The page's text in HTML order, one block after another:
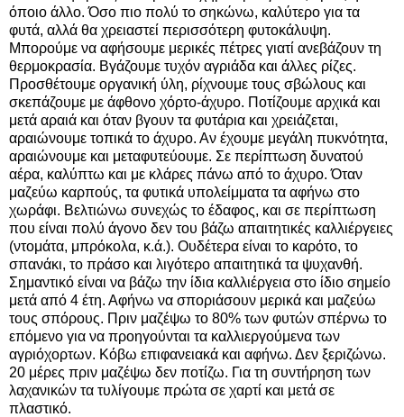
όποιο άλλο. Όσο πιο πολύ το σηκώνω, καλύτερο για τα
φυτά, αλλά θα χρειαστεί περισσότερη φυτοκάλυψη.
Μπορούμε να αφήσουμε μερικές πέτρες γιατί ανεβάζουν τη
θερμοκρασία. Βγάζουμε τυχόν αγριάδα και άλλες ρίζες.
Προσθέτουμε οργανική ύλη, ρίχνουμε τους σβώλους και
σκεπάζουμε με άφθονο χόρτο-άχυρο. Ποτίζουμε αρχικά και
μετά αραιά και όταν βγουν τα φυτάρια και χρειάζεται,
αραιώνουμε τοπικά το άχυρο. Αν έχουμε μεγάλη πυκνότητα,
αραιώνουμε και μεταφυτεύουμε. Σε περίπτωση δυνατού
αέρα, καλύπτω και με κλάρες πάνω από το άχυρο. Όταν
μαζεύω καρπούς, τα φυτικά υπολείμματα τα αφήνω στο
χωράφι. Βελτιώνω συνεχώς το έδαφος, και σε περίπτωση
που είναι πολύ άγονο δεν του βάζω απαιτητικές καλλιέργειες
(ντομάτα, μπρόκολα, κ.ά.). Ουδέτερα είναι το καρότο, το
σπανάκι, το πράσο και λιγότερο απαιτητικά τα ψυχανθή.
Σημαντικό είναι να βάζω την ίδια καλλιέργεια στο ίδιο σημείο
μετά από 4 έτη. Αφήνω να σποριάσουν μερικά και μαζεύω
τους σπόρους. Πριν μαζέψω το 80% των φυτών σπέρνω το
επόμενο για να προηγούνται τα καλλιεργούμενα των
αγριόχορτων. Κόβω επιφανειακά και αφήνω. Δεν ξεριζώνω.
20 μέρες πριν μαζέψω δεν ποτίζω. Για τη συντήρηση των
λαχανικών τα τυλίγουμε πρώτα σε χαρτί και μετά σε
πλαστικό.